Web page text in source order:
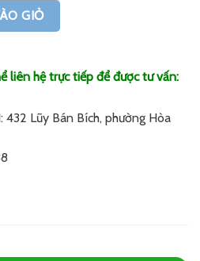
GIỎ
liên hệ trực tiếp để được tư vấn:
432 Lũy Bán Bích, phường Hòa